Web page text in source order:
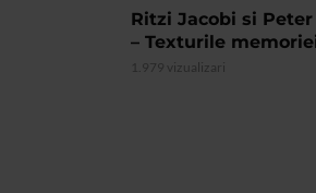
Ritzi Jacobi si Peter
– Texturile
1.979 vizualizari